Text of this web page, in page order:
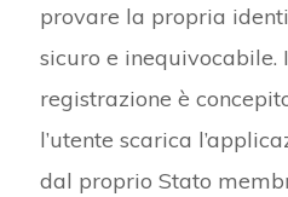
provare la propria
sicuro e inequivocabile.
registrazione è
l’utente scarica
dal proprio Stato